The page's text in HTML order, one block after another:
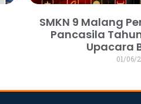
SMKN 9 Malang
Pancasila
Upacara
01/06/